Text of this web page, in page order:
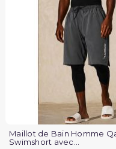
Maillot de Bain Homme
Swimshort avec...